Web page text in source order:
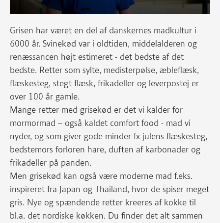
Grisen har været en del af danskernes madkultur i
6000 år. Svinekød var i oldtiden, middelalderen og
renæssancen højt estimeret - det bedste af det
bedste. Retter som sylte, medisterpølse, æbleflæsk,
flæskesteg, stegt flæsk, frikadeller og leverpostej er
over 100 år gamle.
Mange retter med grisekød er det vi kalder for
mormormad – også kaldet comfort food - mad vi
nyder, og som giver gode minder fx julens flæskesteg,
bedstemors forloren hare, duften af karbonader og
frikadeller på panden.
Men grisekød kan også være moderne mad f.eks.
inspireret fra Japan og Thailand, hvor de spiser meget
gris. Nye og spændende retter kreeres af kokke til
bl.a. det nordiske køkken. Du finder det alt sammen